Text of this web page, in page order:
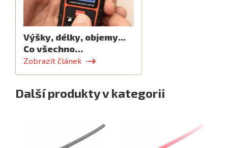
Výšky, délky, objemy...
Co všechno…
Zobrazit článek
Další produkty v kategorii